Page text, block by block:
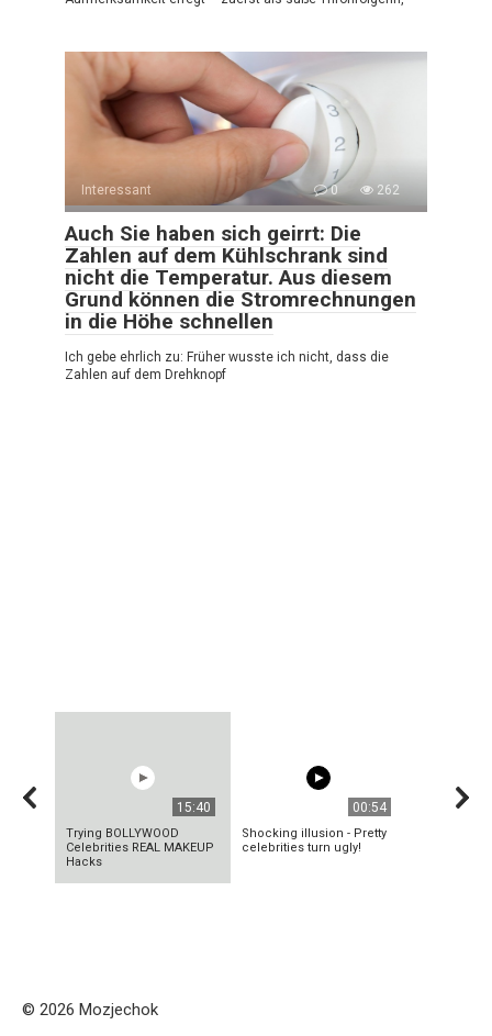
Interessant 0 262
Auch Sie haben sich geirrt: Die
Zahlen auf dem Kühlschrank sind
nicht die Temperatur. Aus diesem
Grund können die Stromrechnungen
in die Höhe schnellen
Ich gebe ehrlich zu: Früher wusste ich nicht, dass die
Zahlen auf dem Drehknopf
15:40
Trying BOLLYWOOD
Celebrities REAL MAKEUP
Hacks
00:54
Shocking illusion - Pretty
celebrities turn ugly!
© 2026 Mozjechok